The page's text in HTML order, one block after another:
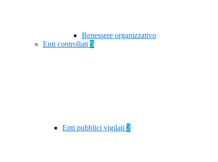
Benessere organizzativo
Enti controllati 5
Enti pubblici vigilati 2